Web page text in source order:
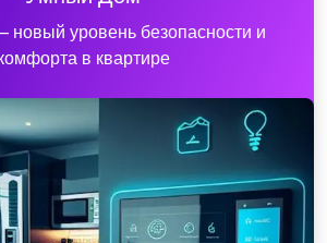
уровень безопасности и
в квартире